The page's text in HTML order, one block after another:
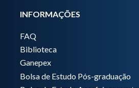
INFORMAÇÕES
FAQ
Biblioteca
Ganepex
Bolsa de Estudo Pós-graduação